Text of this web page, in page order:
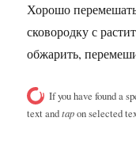
Хорошо
сковородку с
обжарить,
If you have found a
text andtapon selected